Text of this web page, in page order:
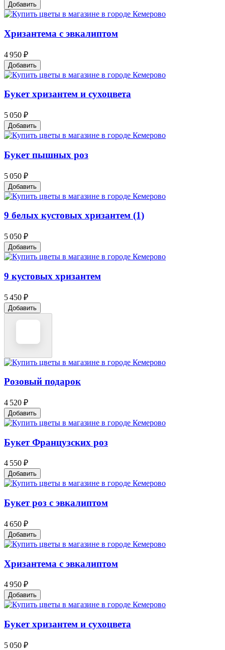
Добавить
Хризантема с эвкалиптом
4 950 ₽
Добавить
Букет хризантем и сухоцвета
5 050 ₽
Добавить
Букет пышных роз
5 050 ₽
Добавить
9 белых кустовых хризантем (1)
5 050 ₽
Добавить
9 кустовых хризантем
5 450 ₽
Добавить
Розовый подарок
4 520 ₽
Добавить
Букет Французских роз
4 550 ₽
Добавить
Букет роз с эвкалиптом
4 650 ₽
Добавить
Хризантема с эвкалиптом
4 950 ₽
Добавить
Букет хризантем и сухоцвета
5 050 ₽